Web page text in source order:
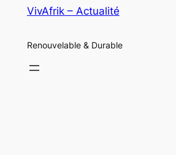
VivAfrik – Actualité
Renouvelable & Durable